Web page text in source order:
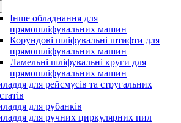
Інше обладнання для
прямошліфувальних машин
Корундові шліфувальні штифти для
прямошліфувальних машин
Ламельні шліфувальні круги для
прямошліфувальних машин
для рейсмусів та стругальних
для рубанків
для ручних циркулярних пил